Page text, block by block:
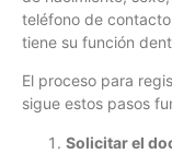
teléfono de
tiene su función
El proceso para
sigue estos pasos
Solicitar el